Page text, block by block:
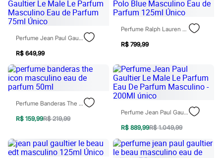
Acessórios
Bolsas
Bonés e Chapéus
Bijoux
Óculos
Relógios
Calçados
Botas
Chinelos
Rasteirinhas
Sandálias
Sapatilhas
Tênis
City
Clock House
Perfume Jean Paul Gaultier Le Male Le Parfum Masculino Eau De Parfum 75ml Único
R$ 649,99
Perfume Ralph Lauren Polo Blue Masculino Eau De Parfum 125ml Único
R$ 799,99
Perfume Banderas The Icon Masculino Eau De Parfum 50ml
R$ 159,99R$ 219,99
Perfume Jean Paul Gaultier Le Male Le Parfum Eau De Parfum Masculino - 200Ml Único
R$ 889,99R$ 1.049,99